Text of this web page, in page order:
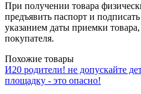
При получении товара
предъявить паспорт и
указанием даты приемки
покупателя.
Похожие товары
И20 родители! не допускайте
площадку - это опасно!